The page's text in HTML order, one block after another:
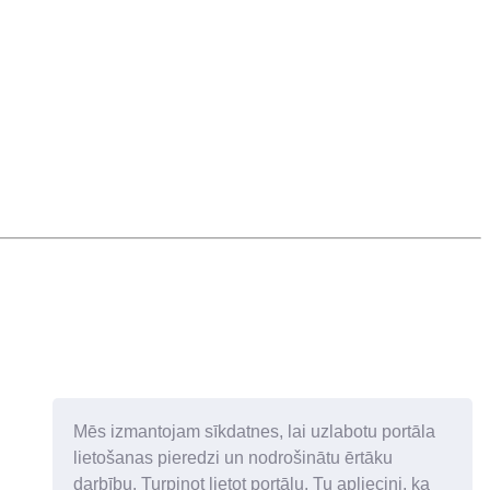
Mēs izmantojam sīkdatnes, lai uzlabotu portāla
lietošanas pieredzi un nodrošinātu ērtāku
darbību. Turpinot lietot portālu, Tu apliecini, ka